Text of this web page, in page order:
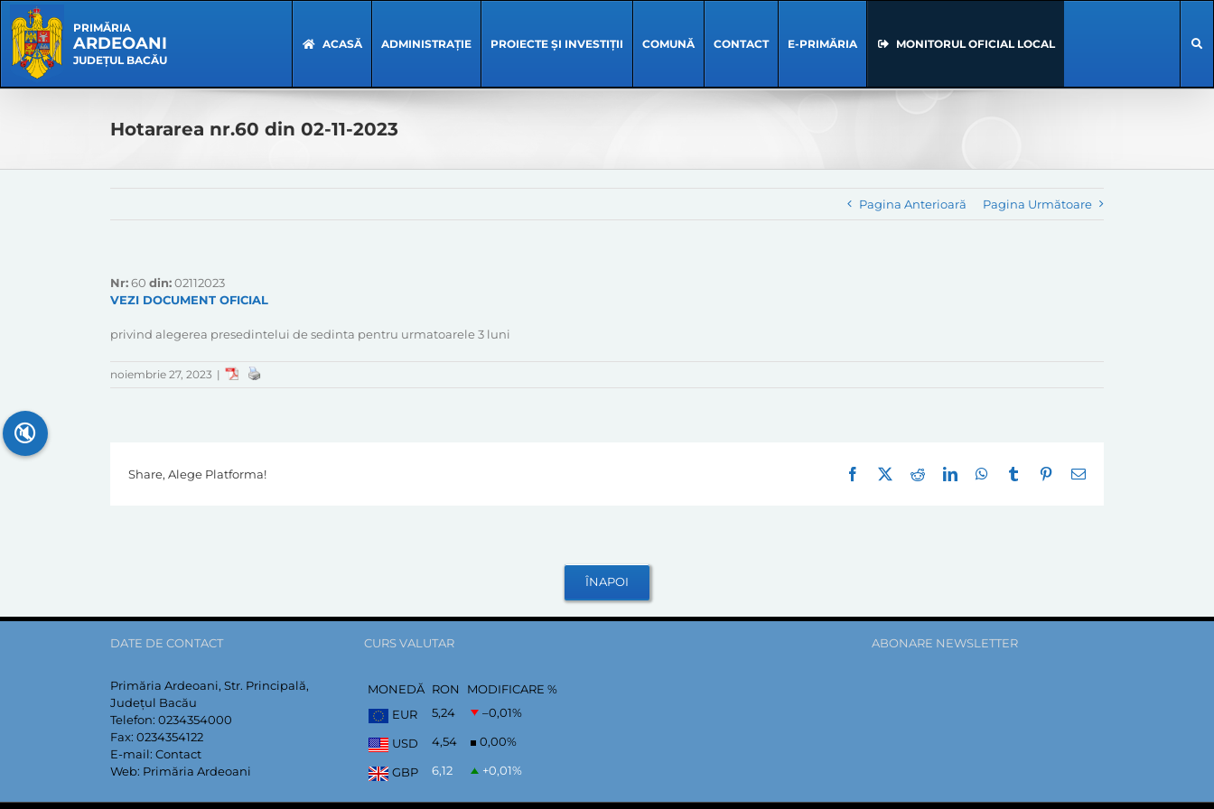
content
Navigation
PRIMĂRIA
ARDEOANI
JUDEȚUL BACĂU
ACASĂ ADMINISTRAȚIE PROIECTE ȘI INVESTIȚII COMUNĂ CONTACT E-PRIMĂRIA MONITORUL OFICIAL LOCAL
Hotararea nr.60 din 02-11-2023
Pagina Anterioară Pagina Următoare
Nr:60 din:02112023
VEZI DOCUMENT OFICIAL
privind alegerea presedintelui de sedinta pentru urmatoarele 3 luni
noiembrie 27, 2023 |
Share, Alege Platforma! Facebook RedditLinkedInWhatsApp
Tumblr Pinterest
E-
DATE DE CONTACT
Primăria Ardeoani, Str. Principală,
Județul Bacău
Telefon: 0234354000
Fax: 0234354122
E-mail: Contact
Web: Primăria Ardeoani
CURS VALUTAR
MONEDĂ RON
MODIFICARE %
EUR
5,24 –0,01%
USD 4,54 0,00%
GBP 6,12 +0,01%
ABONARE NEWSLETTER
🔇